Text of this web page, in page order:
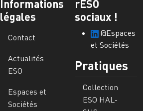
Informations
légales
Contact
Actualités
ESO
Espaces et
Sociétés
rESO
sociaux !
@Espaces
et Sociétés
Pratiques
Collection
ESO HAL-